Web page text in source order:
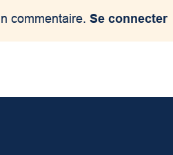
commentaire.Se connecter